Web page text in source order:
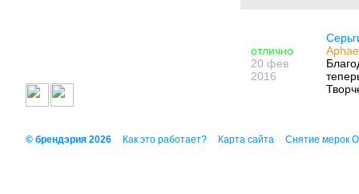
отлично
20 фев
2016
© брендэрия 2026 Как это работает? Карта сайта Снятие мерок